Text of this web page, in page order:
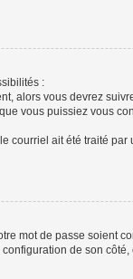
:
alors vous devrez
vous puissiez vous
ait été traité
mot de passe soient
de son côté,